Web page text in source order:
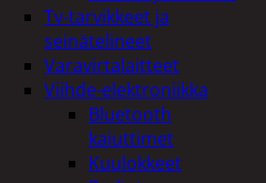
Tv-tarvikkeet ja
seinätelineet
Varavirtalaitteet
Viihde-elektroniikka
Bluetooth
kaiuttimet
Kuulokkeet